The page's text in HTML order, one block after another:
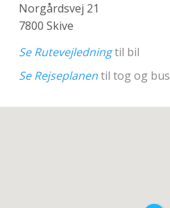
Norgårdsvej 21
7800 Skive
Se Rutevejledningtil bil
Se Rejseplanentil tog og bus